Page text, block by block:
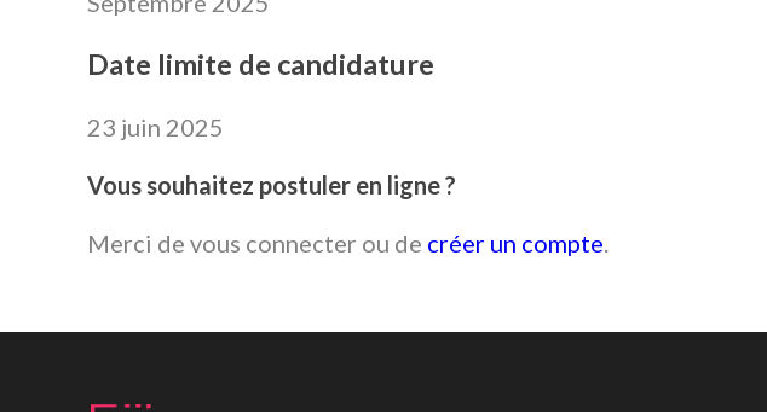
Date limite de candidature
23 juin 2025
Vous souhaitez postuler en ligne ?
Merci de vous connecter ou de créer un compte